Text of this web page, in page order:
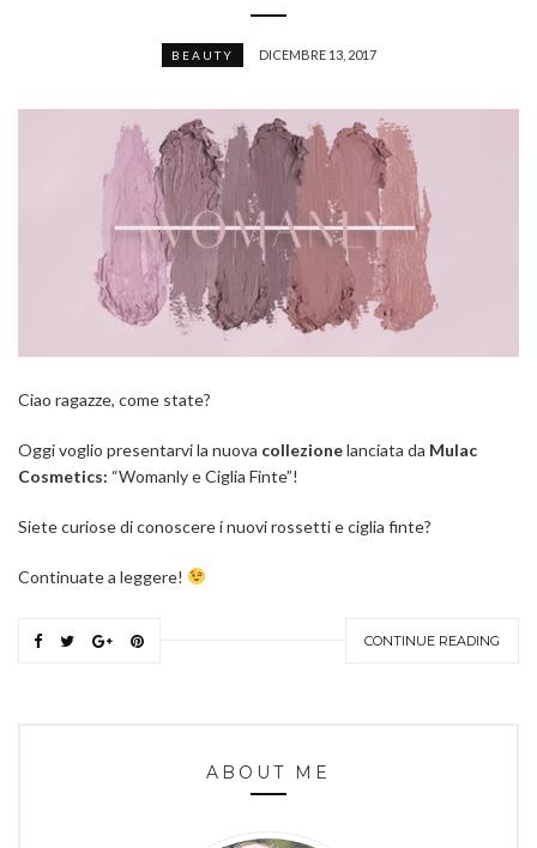
BEAUTY DICEMBRE 13, 2017
Ciao ragazze, come state?
Oggi voglio presentarvi la nuova collezionelanciata da Mulac
Cosmetics: “Womanly e Ciglia Finte”!
Siete curiose di conoscere i nuovi rossetti e ciglia finte?
Continuate a leggere!
CONTINUE READING
ABOUT ME